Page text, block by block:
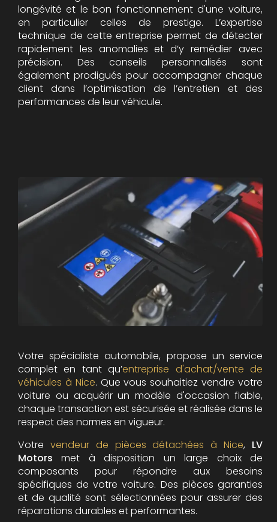
longévité et le bon fonctionnement d'une voiture,
en particulier celles de prestige. L’expertise
technique de cette entreprise permet de détecter
rapidement les anomalies et d’y remédier avec
précision. Des conseils personnalisés sont
également prodigués pour accompagner chaque
client dans l’optimisation de l’entretien et des
performances de leur véhicule.
Votre spécialiste automobile, propose un service
complet en tant qu’entreprise d'achat/vente de
véhicules à Nice. Que vous souhaitiez vendre votre
voiture ou acquérir un modèle d'occasion fiable,
chaque transaction est sécurisée et réalisée dans le
respect des normes en vigueur.
Votre vendeur de pièces détachées à Nice, LV
Motors met à disposition un large choix de
composants pour répondre aux besoins
spécifiques de votre voiture. Des pièces garanties
et de qualité sont sélectionnées pour assurer des
réparations durables et performantes.